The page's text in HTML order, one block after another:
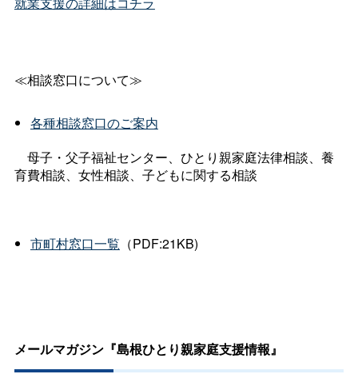
≪相談窓口について≫
各種相談窓口のご案内
母子・父子福祉センター、ひとり親家庭法律相談、養
育費相談、女性相談、子どもに関する相談
市町村窓口一覧 （PDF:21KB)
メールマガジン『島根ひとり親家庭支援情報』